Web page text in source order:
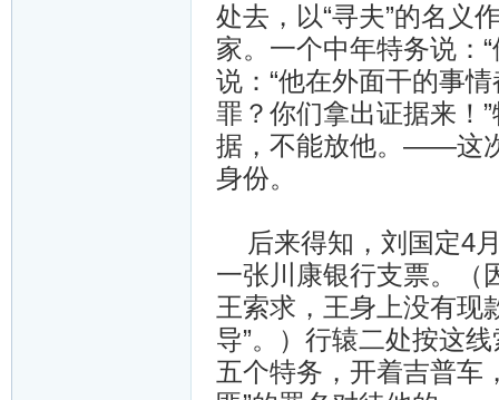
处去，以“寻夫”的名义
家。一个中年特务说：
说：“他在外面干的事
罪？你们拿出证据来！
据，不能放他。——这
身份。
后来得知，刘国定4
一张川康银行支票。（
王索求，王身上没有现
导”。）行辕二处按这
五个特务，开着吉普车